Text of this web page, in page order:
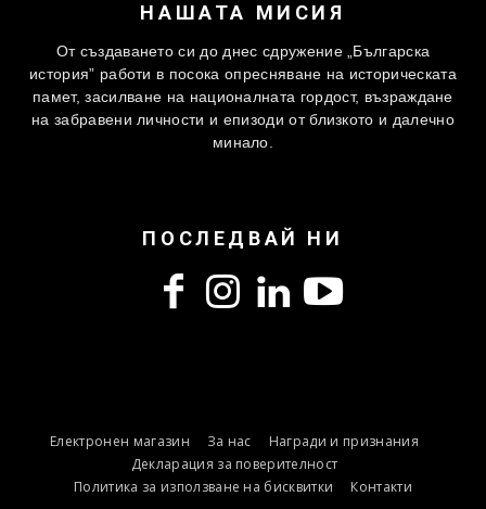
НАШАТА МИСИЯ
От създаването си до днес сдружение „Българска
история” работи в посока опресняване на историческата
памет, засилване на националната гордост, възраждане
на забравени личности и епизоди от близкото и далечно
минало.
ПОСЛЕДВАЙ НИ
Електронен магазин За нас
Награди и признания
Декларация за поверителност
Политика за използване на бисквитки
Контакти